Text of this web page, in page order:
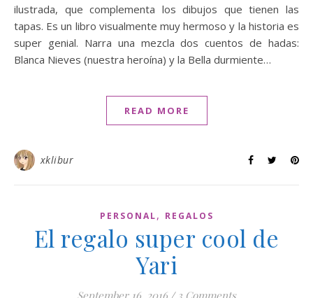
ilustrada, que complementa los dibujos que tienen las
tapas. Es un libro visualmente muy hermoso y la historia es
super genial. Narra una mezcla dos cuentos de hadas:
Blanca Nieves (nuestra heroína) y la Bella durmiente…
READ MORE
xklibur
PERSONAL, REGALOS
El regalo super cool de
Yari
September 16, 2016 / 3 Comments